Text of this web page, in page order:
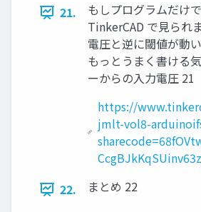
21.
もしプログラムだけ
TinkerCAD で見られ
電圧と逆に閾値が動
もっとうまく書ける
ーからの入力電圧 21
https://
jmlt-vol8-
22.
まとめ 22